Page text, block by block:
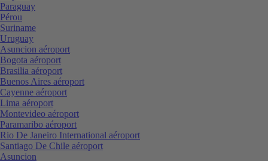
Paraguay
Pérou
Suriname
Uruguay
Asuncion aéroport
Bogota aéroport
Brasilia aéroport
Buenos Aires aéroport
Cayenne aéroport
Lima aéroport
Montevideo aéroport
Paramaribo aéroport
Rio De Janeiro International aéroport
Santiago De Chile aéroport
Asuncion